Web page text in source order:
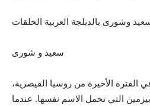
سعيد و شورى
الفترة الأخيرة من روسيا القيصرية،
التي تحمل الاسم نفسها. عندما